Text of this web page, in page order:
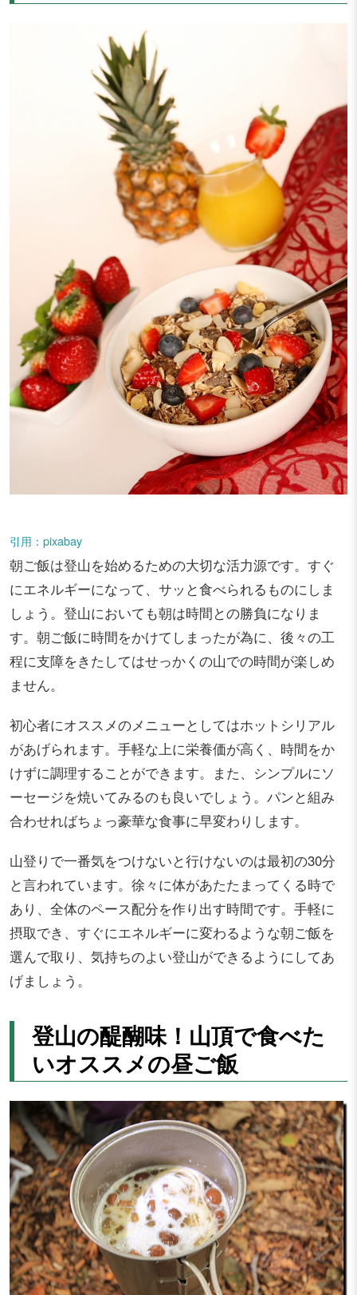
引用：pixabay
朝ご飯は登山を始めるための大切な活力源です。すぐ
にエネルギーになって、サッと食べられるものにしま
しょう。登山においても朝は時間との勝負になりま
す。朝ご飯に時間をかけてしまったが為に、後々の工
程に支障をきたしてはせっかくの山での時間が楽しめ
ません。
初心者にオススメのメニューとしてはホットシリアル
があげられます。手軽な上に栄養価が高く、時間をか
けずに調理することができます。また、シンプルにソ
ーセージを焼いてみるのも良いでしょう。パンと組み
合わせればちょっ豪華な食事に早変わりします。
山登りで一番気をつけないと行けないのは最初の30分
と言われています。徐々に体があたたまってくる時で
あり、全体のペース配分を作り出す時間です。手軽に
摂取でき、すぐにエネルギーに変わるような朝ご飯を
選んで取り、気持ちのよい登山ができるようにしてあ
げましょう。
登山の醍醐味！山頂で食べた
いオススメの昼ご飯